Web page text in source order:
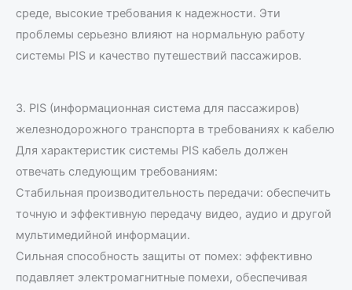
среде, высокие требования к надежности. Эти
проблемы серьезно влияют на нормальную работу
системы PIS и качество путешествий пассажиров.
3. PIS (информационная система для пассажиров)
железнодорожного транспорта в требованиях к кабелю
Для характеристик системы PIS кабель должен
отвечать следующим требованиям:
Стабильная производительность передачи: обеспечить
точную и эффективную передачу видео, аудио и другой
мультимедийной информации.
Сильная способность защиты от помех: эффективно
подавляет электромагнитные помехи, обеспечивая